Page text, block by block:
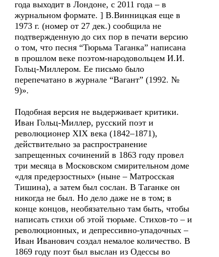
года выходит в Лондоне, с 2011 года – в
журнальном формате. ] В.Винницкая еще в
1973 г. (номер от 27 дек.) сообщила не
подтвержденную до сих пор в печати версию
о том, что песня “Тюрьма Таганка” написана
в прошлом веке поэтом-народовольцем И.И.
Гольц-Миллером. Ее письмо было
перепечатано в журнале “Вагант” (1992. №
9)».
Подобная версия не выдерживает критики.
Иван Гольц-Миллер, русский поэт и
революционер XIX века (1842–1871),
действительно за распространение
запрещенных сочинений в 1863 году провел
три месяца в Московском смирительном доме
«для предерзостных» (ныне – Матросская
Тишина), а затем был сослан. В Таганке он
никогда не был. Но дело даже не в том; в
конце концов, необязательно там быть, чтобы
написать стихи об этой тюрьме. Стихов-то – и
революционных, и депрессивно-упадочных –
Иван Иванович создал немалое количество. В
1869 году поэт был выслан из Одессы во